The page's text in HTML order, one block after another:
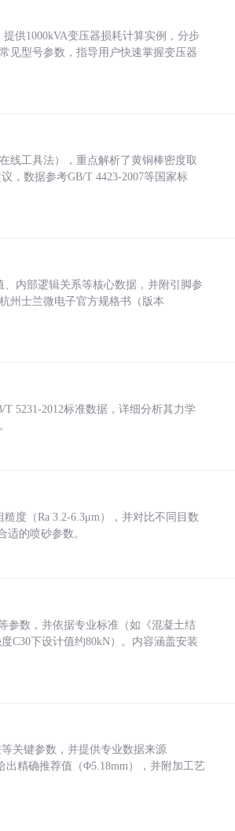
供1000kVA变压器损耗计算实例，分步
见型号参数，指导用户快速掌握变压器
线工具法），重点解析了黄铜棒密度取
，数据参考GB/T 4423-2007等国家标
内部逻辑关系等核心数据，并附引脚参
州士兰微电子官方规格书（版本
5231-2012标准数据，详细分析其力学
度（Ra 3.2-6.3μm），并对比不同目数
适的喷砂参数。
参数，并依据专业标准（如《混凝土结
C30下设计值约80kN）。内容涵盖安装
关键参数，并提供专业数据来源
出精确推荐值（Φ5.18mm），并附加工艺